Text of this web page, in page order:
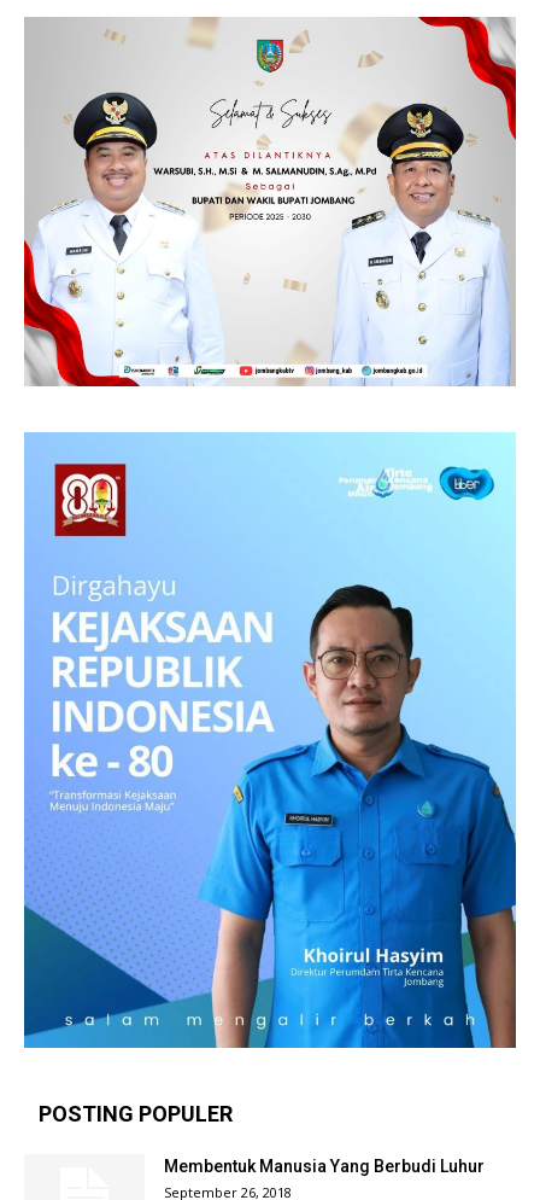
POSTING POPULER
Membentuk Manusia Yang Berbudi Luhur
September 26, 2018